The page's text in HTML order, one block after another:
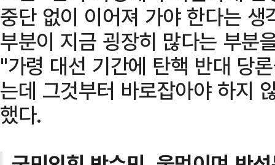
중단 없이 이어져 가야 한다는
부분이 지금 굉장히 많다는 부분
"가령 대선 기간에 탄핵 반대 당
는데 그것부터 바로잡아야 하지
했다.